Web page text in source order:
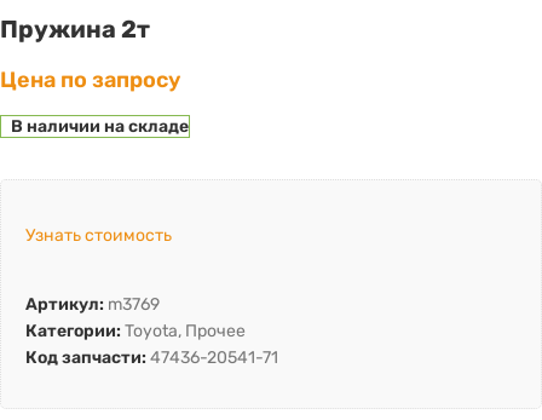
Пружина 2т
Цена по запросу
В наличии на складе
Узнать стоимость
Артикул: m3769
Категории: Toyota, Прочее
Код запчасти: 47436-20541-71